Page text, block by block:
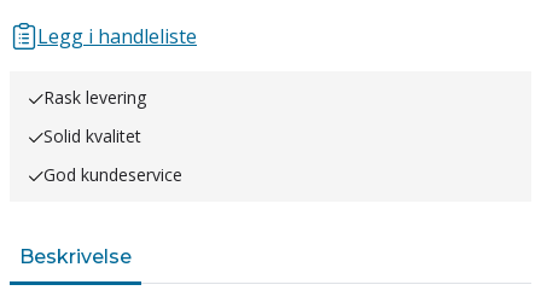
Legg i handleliste
Rask levering
Solid kvalitet
God kundeservice
Beskrivelse